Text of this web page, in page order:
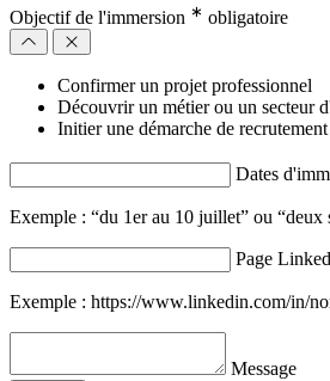
Objectif de l'immersion ∗ obligatoire
Confirmer un projet professionnel
Découvrir un métier ou un secteur
Initier une démarche de recrutement
Dates
Exemple : “du 1er au 10 juillet” ou
Page
Exemple : https://www.linkedin.com/in/
Message